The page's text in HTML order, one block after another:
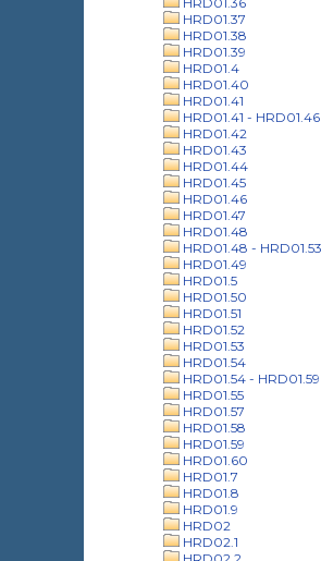
HRD01.37
HRD01.38
HRD01.39
HRD01.4
HRD01.40
HRD01.41
HRD01.41 - HRD01.46
HRD01.42
HRD01.43
HRD01.44
HRD01.45
HRD01.46
HRD01.47
HRD01.48
HRD01.48 - HRD01.53
HRD01.49
HRD01.5
HRD01.50
HRD01.51
HRD01.52
HRD01.53
HRD01.54
HRD01.54 - HRD01.59
HRD01.55
HRD01.57
HRD01.58
HRD01.59
HRD01.60
HRD01.7
HRD01.8
HRD01.9
HRD02
HRD02.1